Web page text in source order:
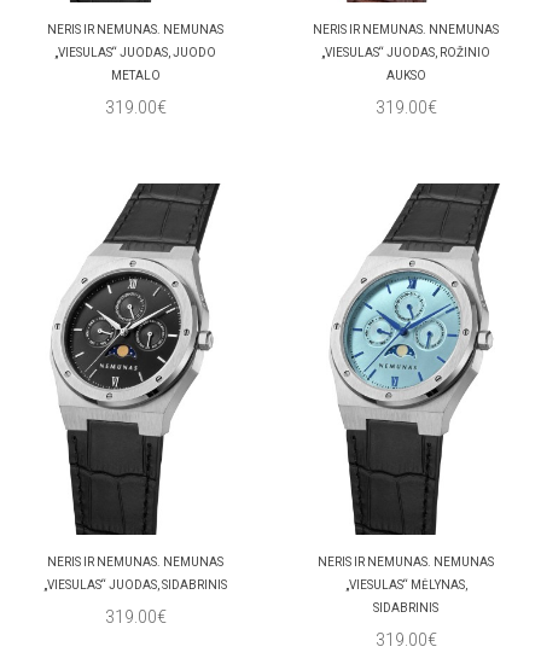
NERIS IR NEMUNAS. NEMUNAS
„VIESULAS“ JUODAS, JUODO
METALO
319.00€
NERIS IR NEMUNAS. NNEMUNAS
„VIESULAS“ JUODAS, ROŽINIO
AUKSO
319.00€
NERIS IR NEMUNAS. NEMUNAS
„VIESULAS“ JUODAS, SIDABRINIS
319.00€
NERIS IR NEMUNAS. NEMUNAS
„VIESULAS“ MĖLYNAS,
SIDABRINIS
319.00€